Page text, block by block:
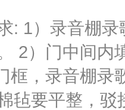
: 1）录音棚
2）门中间内
框，录音棚录
毡要平整，